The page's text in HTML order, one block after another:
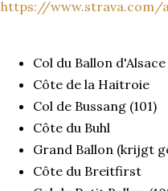
https://www.strava.com/
Col du Ballon d'Alsace
Côte de la Haitroie
Col de Bussang (101)
Côte du Buhl
Grand Ballon (krijgt
Côte du Breitfirst